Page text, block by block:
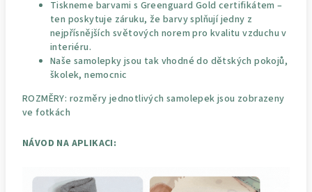
Tiskneme barvami s Greenguard Gold certifikátem –
ten poskytuje záruku, že barvy splňují jedny z
nejpřísnějších světových norem pro kvalitu vzduchu v
interiéru.
Naše samolepky jsou tak vhodné do dětských pokojů,
školek, nemocnic
ROZMĚRY: rozměry jednotlivých samolepek jsou zobrazeny
ve fotkách
NÁVOD NA APLIKACI: